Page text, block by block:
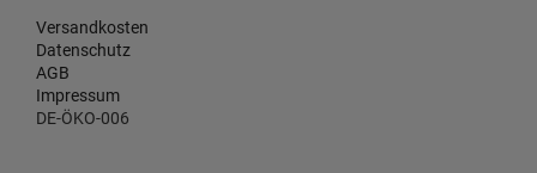
Versandkosten
Datenschutz
AGB
Impressum
DE-ÖKO-006